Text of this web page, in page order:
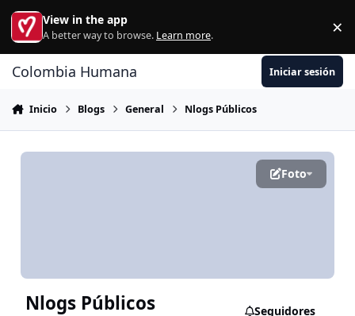
Ir al contenido
View in the app
A better way to browse. Learn more. ×
Colombia Humana Iniciar sesión
Inicio Blogs General Nlogs Públicos
Foto
Nlogs Públicos Seguidores